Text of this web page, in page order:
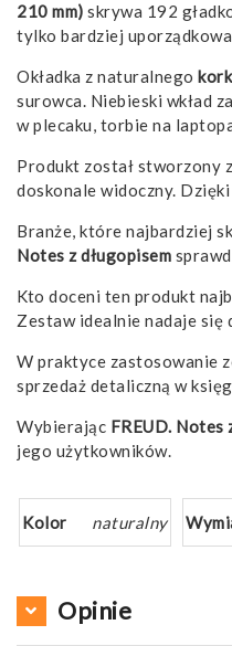
210 mm) skrywa 192
tylko bardziej
Okładka z naturalnego
surowca. Niebieski wkład
w plecaku, torbie na
Produkt został stworzony
doskonale widoczny. Dzięki
Branże, które najbardziej
Notes z długopisem
Kto doceni ten produkt
Zestaw idealnie nadaje się
W praktyce zastosowanie
sprzedaż detaliczną w
Wybierając FREUD. Notes
jego użytkowników.
Kolor naturalny
Opinie